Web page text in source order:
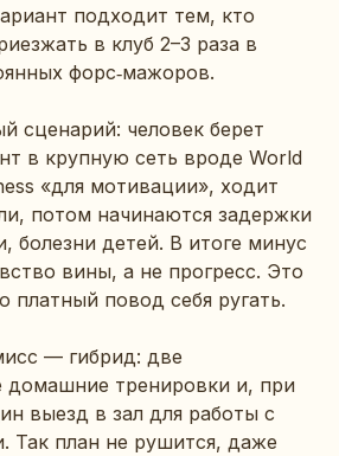
подходит тем, кто
в клуб 2–3 раза в
форс‑мажоров.
сценарий: человек берет
в крупную сеть вроде World
«для мотивации», ходит
потом начинаются задержки
болезни детей. В итоге минус
вины, а не прогресс. Это
платный повод себя ругать.
— гибрид: две
домашние тренировки и, при
выезд в зал для работы с
Так план не рушится, даже